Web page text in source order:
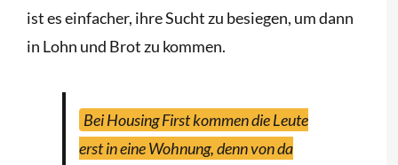
ist es einfacher, ihre Sucht zu besiegen, um dann
in Lohn und Brot zu kommen.
Bei Housing First kommen die Leute
erst in eine Wohnung, denn von da